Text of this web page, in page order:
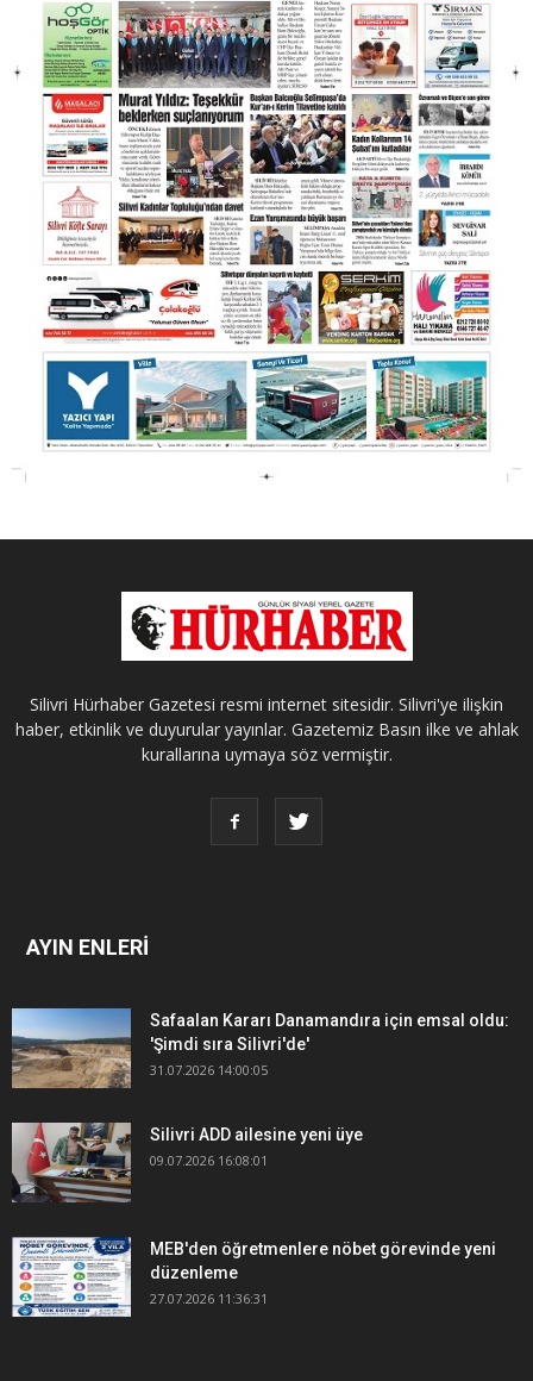
Silivri Hürhaber Gazetesi resmi internet sitesidir. Silivri'ye ilişkin
haber, etkinlik ve duyurular yayınlar. Gazetemiz Basın ilke ve ahlak
kurallarına uymaya söz vermiştir.
AYIN ENLERİ
Safaalan Kararı Danamandıra için emsal oldu:
'Şimdi sıra Silivri'de'
31.07.2026 14:00:05
Silivri ADD ailesine yeni üye
09.07.2026 16:08:01
MEB'den öğretmenlere nöbet görevinde yeni
düzenleme
27.07.2026 11:36:31